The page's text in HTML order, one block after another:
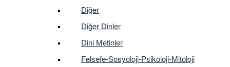
Diğer
Diğer Dinler
Dini Metinler
Felsefe-Sosyoloji-Psikoloji-Mitoloji